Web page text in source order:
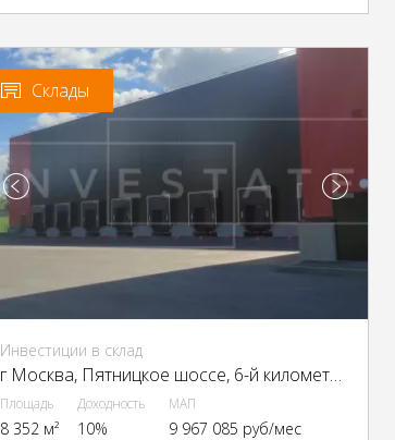
Склады
Инвестиции в склад
г Москва, Пятницкое шоссе, 6-й километр, г Москва, Пятницкое ш., 6
Площадь
8 352 м²
Доходность
10%
МАП
9 967 085 руб/мес